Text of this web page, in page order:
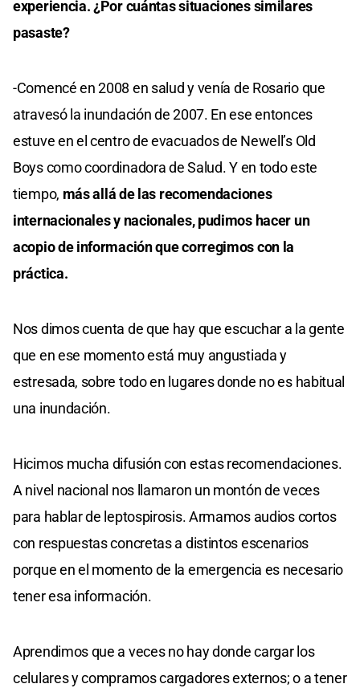
experiencia. ¿Por cuántas situaciones similares
pasaste?
-Comencé en 2008 en salud y venía de Rosario que
atravesó la inundación de 2007. En ese entonces
estuve en el centro de evacuados de Newell’s Old
Boys como coordinadora de Salud. Y en todo este
tiempo, más allá de las recomendaciones
internacionales y nacionales, pudimos hacer un
acopio de información que corregimos con la
práctica.
Nos dimos cuenta de que hay que escuchar a la gente
que en ese momento está muy angustiada y
estresada, sobre todo en lugares donde no es habitual
una inundación.
Hicimos mucha difusión con estas recomendaciones.
A nivel nacional nos llamaron un montón de veces
para hablar de leptospirosis. Armamos audios cortos
con respuestas concretas a distintos escenarios
porque en el momento de la emergencia es necesario
tener esa información.
Aprendimos que a veces no hay donde cargar los
celulares y compramos cargadores externos; o a tener